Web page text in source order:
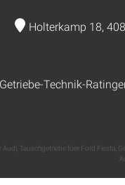
Holterkamp 18,
Technik-
Tauschgetriebe fuer Ford Fiesta,